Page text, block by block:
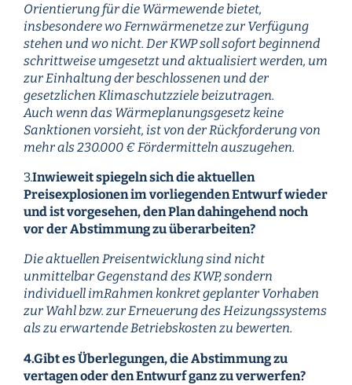
Orientierung für die Wärmewende bietet,
insbesondere wo Fernwärmenetze zur Verfügung
stehen und wo nicht. Der KWP soll sofort beginnend
schrittweise umgesetzt und aktualisiert werden, um
zur Einhaltung der beschlossenen und der
gesetzlichen Klimaschutzziele beizutragen.
Auch wenn das Wärmeplanungsgesetz keine
Sanktionen vorsieht, ist von der Rückforderung von
mehr als 230.000 € Fördermitteln auszugehen.
3.Inwieweit spiegeln sich die aktuellen
Preisexplosionen im vorliegenden Entwurf wieder
und ist vorgesehen, den Plan dahingehend noch
vor der Abstimmung zu überarbeiten?
Die aktuellen Preisentwicklung sind nicht
unmittelbar Gegenstand des KWP, sondern
individuell imRahmen konkret geplanter Vorhaben
zur Wahl bzw. zur Erneuerung des Heizungssystems
als zu erwartende Betriebskosten zu bewerten.
4.Gibt es Überlegungen, die Abstimmung zu
vertagen oder den Entwurf ganz zu verwerfen?